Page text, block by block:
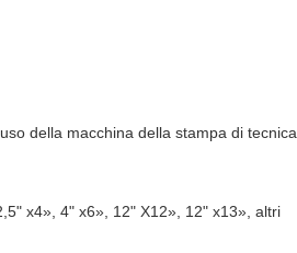
della macchina della stampa di tecnica
x4», 4" x6», 12" X12», 12" x13», altri